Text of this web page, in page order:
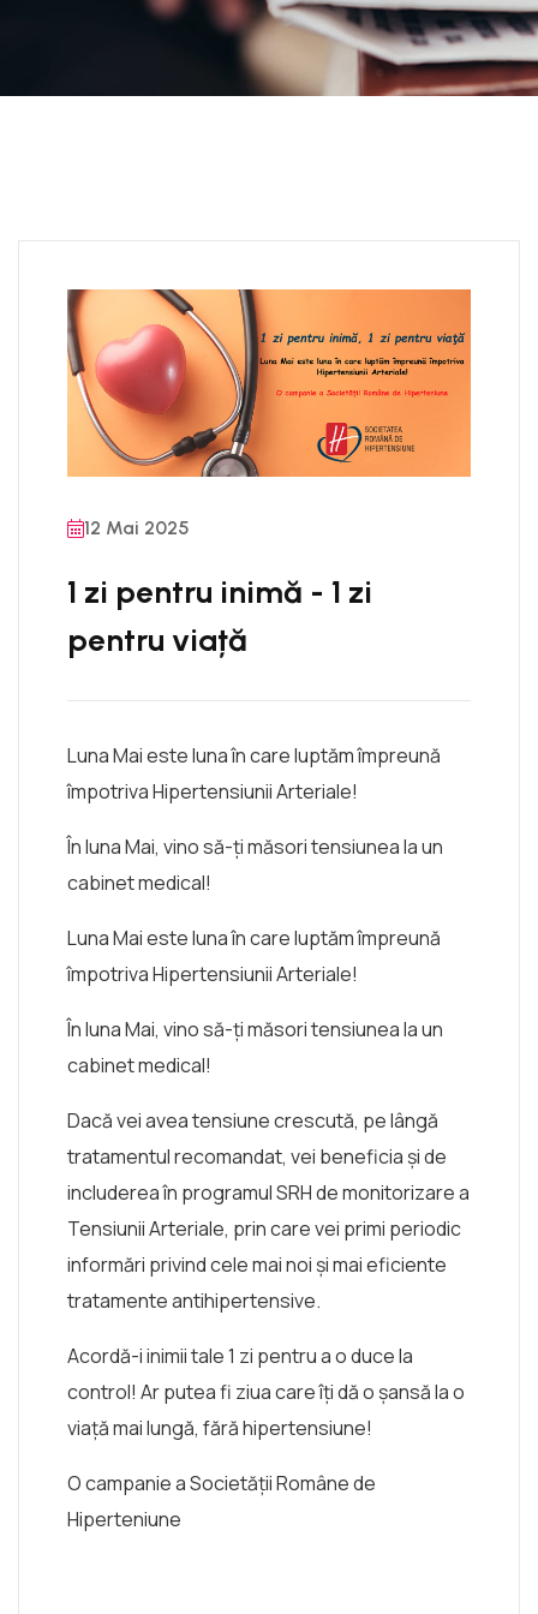
1 zi pentru inimă - 1 zi
pentru viață
12 Mai 2025
Luna Mai este luna în care luptăm împreună
împotriva Hipertensiunii Arteriale!
În luna Mai, vino să-ți măsori tensiunea la un
cabinet medical!
Luna Mai este luna în care luptăm împreună
împotriva Hipertensiunii Arteriale!
În luna Mai, vino să-ți măsori tensiunea la un
cabinet medical!
Dacă vei avea tensiune crescută, pe lângă
tratamentul recomandat, vei beneficia și de
includerea în programul SRH de monitorizare a
Tensiunii Arteriale, prin care vei primi periodic
informări privind cele mai noi și mai eficiente
tratamente antihipertensive.
Acordă-i inimii tale 1 zi pentru a o duce la
control! Ar putea fi ziua care îți dă o șansă la o
viață mai lungă, fără hipertensiune!
O campanie a Societății Române de
Hiperteniune